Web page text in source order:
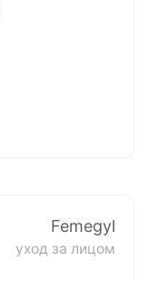
Femegyl
уход за лицом